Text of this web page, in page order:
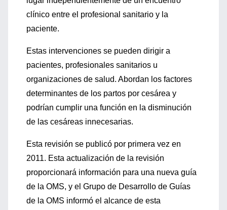
clínico entre el profesional sanitario y la
paciente.
Estas intervenciones se pueden dirigir a
pacientes, profesionales sanitarios u
organizaciones de salud. Abordan los factores
determinantes de los partos por cesárea y
podrían cumplir una función en la disminución
de las cesáreas innecesarias.
Esta revisión se publicó por primera vez en
2011. Esta actualización de la revisión
proporcionará información para una nueva guía
de la OMS, y el Grupo de Desarrollo de Guías
de la OMS informó el alcance de esta